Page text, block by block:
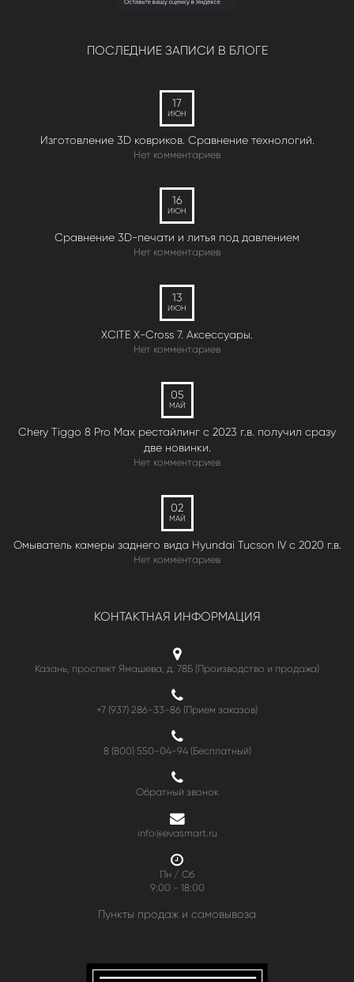
ПОСЛЕДНИЕ ЗАПИСИ В БЛОГЕ
17
ИЮН
Изготовление 3D ковриков. Сравнение технологий.
Нет комментариев
16
ИЮН
Сравнение 3D-печати и литья под давлением
Нет комментариев
13
ИЮН
XCITE X-Cross 7. Аксессуары.
Нет комментариев
05
МАЙ
Chery Tiggo 8 Pro Max рестайлинг с 2023 г.в. получил сразу
две новинки.
Нет комментариев
02
МАЙ
Омыватель камеры заднего вида Hyundai Tucson IV c 2020 г.в.
Нет комментариев
КОНТАКТНАЯ ИНФОРМАЦИЯ
Казань, проспект Ямашева, д. 78Б (Производство и продажа)
+7 (937) 286-33-86 (Прием заказов)
8 (800) 550-04-94(Бесплатный)
Обратный звонок
info@evasmart.ru
Пн / Сб
9:00 - 18:00
Пункты продаж и самовывоза